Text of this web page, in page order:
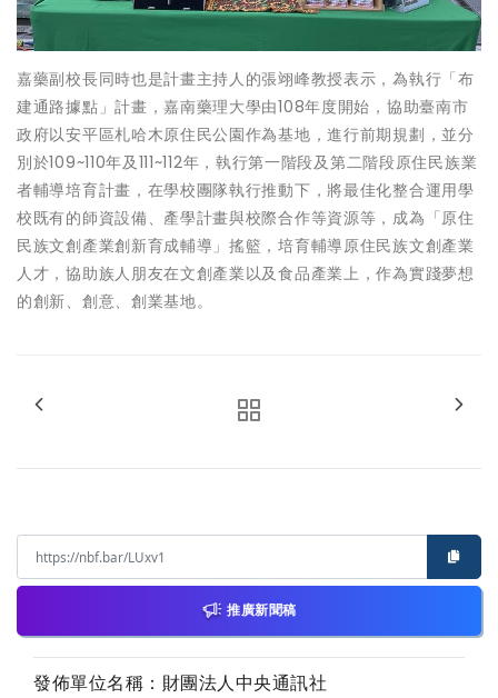
嘉藥副校長同時也是計畫主持人的張翊峰教授表示，為執行「布
建通路據點」計畫，嘉南藥理大學由108年度開始，協助臺南市
政府以安平區札哈木原住民公園作為基地，進行前期規劃，並分
別於109~110年及111~112年，執行第一階段及第二階段原住民族業
者輔導培育計畫，在學校團隊執行推動下，將最佳化整合運用學
校既有的師資設備、產學計畫與校際合作等資源等，成為「原住
民族文創產業創新育成輔導」搖籃，培育輔導原住民族文創產業
人才，協助族人朋友在文創產業以及食品產業上，作為實踐夢想
的創新、創意、創業基地。
推廣新聞稿
發佈單位名稱：財團法人中央通訊社